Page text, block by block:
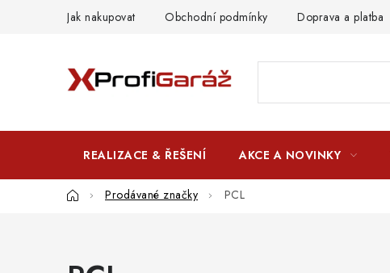
Jak nakupovat Obchodní podmínky Doprava a platba
REALIZACE & ŘEŠENÍ AKCE A NOVINKY
DomůProdávané značky PCL